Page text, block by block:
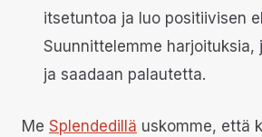
itsetuntoa ja luo positiivisen
Suunnittelemme harjoituksia,
ja saadaan palautetta.
Me Splendedillä uskomme, että